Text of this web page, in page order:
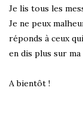
Je lis tous les
Je ne peux
réponds à ceux
en dis plus sur ma
A bientôt !